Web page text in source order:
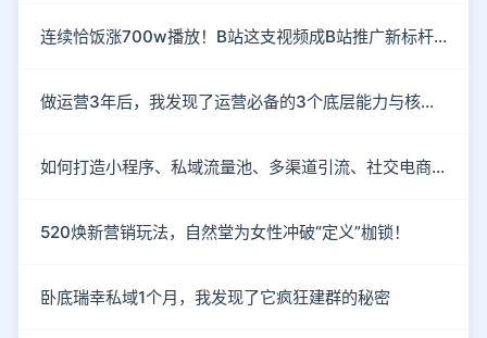
连续恰饭涨700w播放！B站这支视频成B站推广新标杆！
做运营3年后，我发现了运营必备的3个底层能力与核心思维
如何打造小程序、私域流量池、多渠道引流、社交电商玩法？
520焕新营销玩法，自然堂为女性冲破“定义”枷锁！
卧底瑞幸私域1个月，我发现了它疯狂建群的秘密